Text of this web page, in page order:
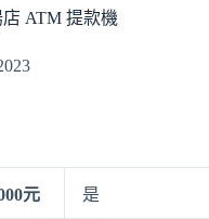
ATM 提款機
元 是